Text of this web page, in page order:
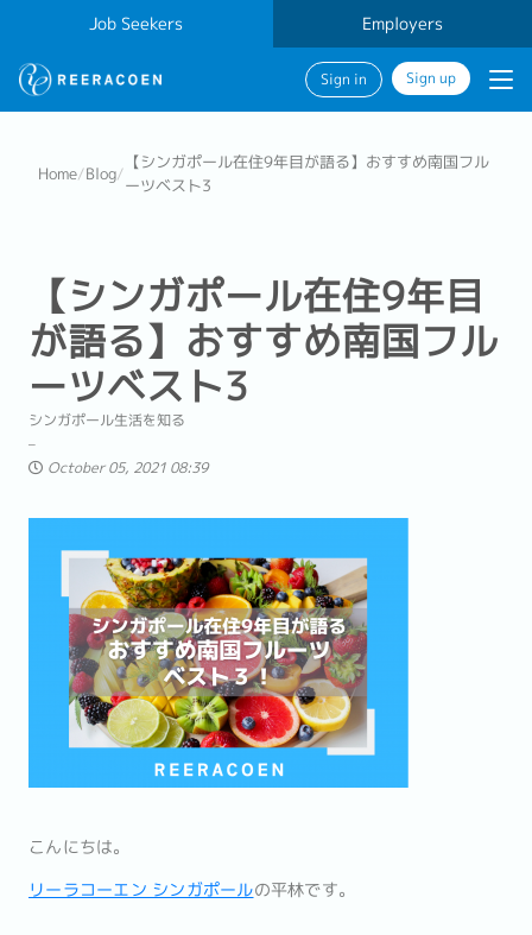
Job Seekers Employers
Sign in Sign up
Home/Blog/
【シンガポール在住9年目が語る】おすすめ南国フル
ーツベスト3
【シンガポール在住9年目
が語る】おすすめ南国フル
ーツベスト3
シンガポール生活を知る
October 05, 2021 08:39
こんにちは。
リーラコーエン シンガポールの平林です。